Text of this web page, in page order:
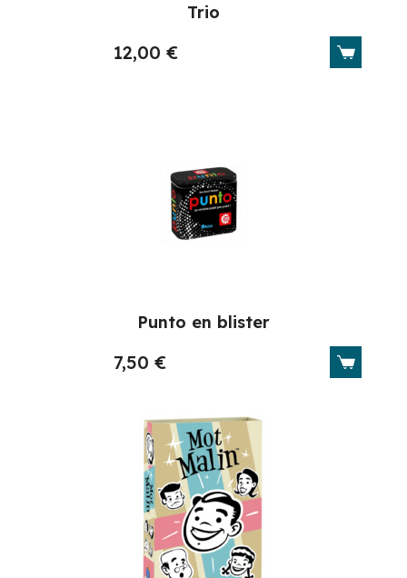
Trio
12,00€
Punto en blister
7,50€